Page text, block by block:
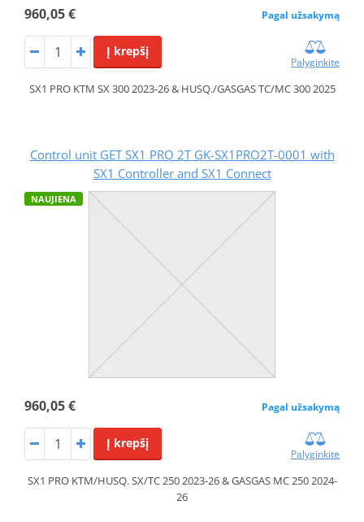
960,05 € Pagal užsakymą
Į krepšį
Palyginkite
SX1 PRO KTM SX 300 2023-26 & HUSQ./GASGAS TC/MC 300 2025
Control unit GET SX1 PRO 2T GK-SX1PRO2T-0001 with
SX1 Controller and SX1 Connect
NAUJIENA
960,05 € Pagal užsakymą
Į krepšį
Palyginkite
SX1 PRO KTM/HUSQ. SX/TC 250 2023-26 & GASGAS MC 250 2024-
26